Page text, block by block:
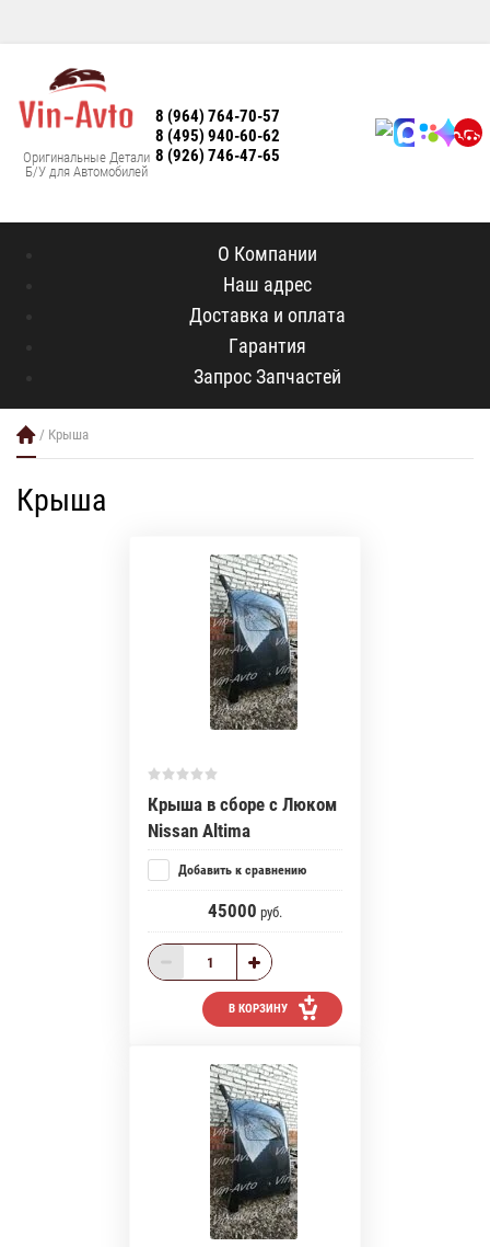
Оригинальные Детали
Б/У для Автомобилей
8 (964) 764-70-57
8 (495) 940-60-62
8 (926) 746-47-65
О Компании
Наш адрес
Доставка и оплата
Гарантия
Запрос Запчастей
/ Крыша
Крыша
Крыша в сборе с Люком
Nissan Altima
Добавить к сравнению
45000 руб.
В КОРЗИНУ